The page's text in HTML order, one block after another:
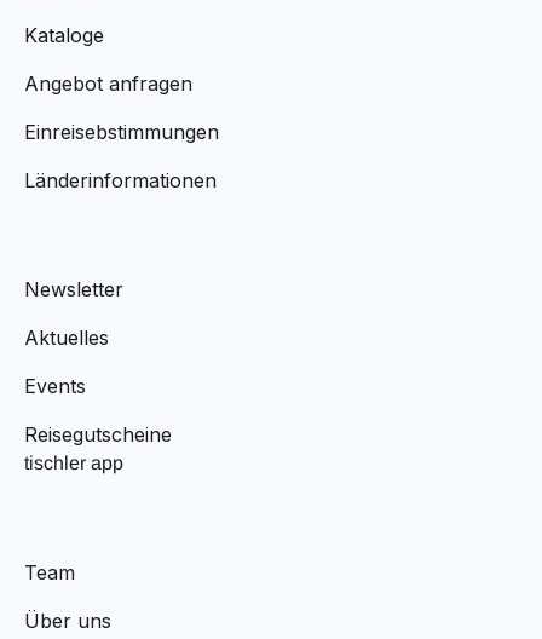
Kataloge
Angebot anfragen
Einreisebstimmungen
Länderinformationen
Newsletter
Aktuelles
Events
Reisegutscheine
tischler app
Team
Über uns